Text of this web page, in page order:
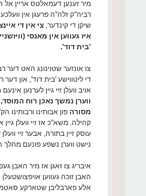
מיר זענען דעמאלטס אריין אל
רביה"ק זלה"ה פרעגן אין וועלכע
שיקן די קינדער, צי אין די
איז געווען אין מאנסי
'בית דוד'.
צו אונזער שטוינונג האט דער
די ליטווישע 'בית דוד', און
אויב וועלן זיי גיין לערנען
ווערן נמשך נאכן רוח המוסד,
מסורה פון אבותינו ורבותינו
קהילה. משא"כ אז זיי וועלן גיין
עוסק זיין בתורה, אבער זיי
נישט ווערן נשפע פונעם מהלך
איבריג צו זאגן אז מיר האבן
האבן זוכה געווען
אלע פארבליבן שטארקע